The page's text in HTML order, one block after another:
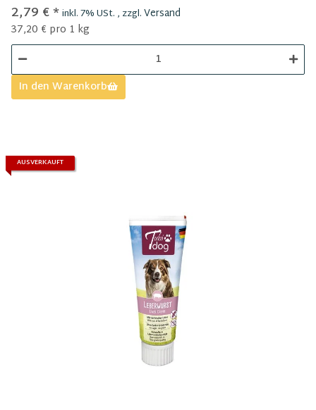
2,79 €*inkl. 7% USt. , zzgl.Versand
37,20 € pro 1 kg
In den Warenkorb
AUSVERKAUFT